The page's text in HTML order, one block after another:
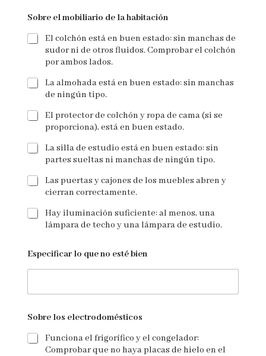
Sobre el mobiliario de la habitación
El colchón está en buen estado: sin manchas de
sudor ni de otros fluidos. Comprobar el colchón
por ambos lados.
La almohada está en buen estado: sin manchas
de ningún tipo.
El protector de colchón y ropa de cama (si se
proporciona), está en buen estado.
La silla de estudio está en buen estado: sin
partes sueltas ni manchas de ningún tipo.
Las puertas y cajones de los muebles abren y
cierran correctamente.
Hay iluminación suficiente: al menos, una
lámpara de techo y una lámpara de estudio.
Especificar lo que no esté bien
Sobre los electrodomésticos
Funciona el frigorífico y el congelador:
Comprobar que no haya placas de hielo en el